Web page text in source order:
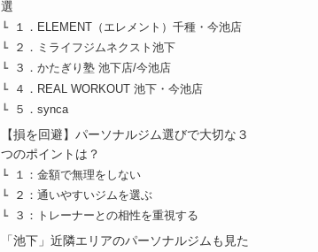
選
１．ELEMENT（エレメント）千種・今池店
２．ミライフジムネクスト池下
３．かたぎり塾 池下店/今池店
４．REAL WORKOUT 池下・今池店
５．synca
【損を回避】パーソナルジム選びで大切な３
つのポイントは？
１：金額で無理をしない
２：通いやすいジムを選ぶ
３：トレーナーとの相性を重視する
「池下」近隣エリアのパーソナルジムも見た